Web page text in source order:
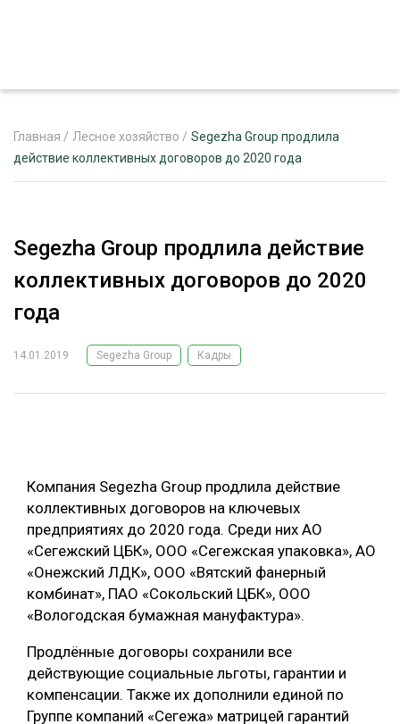
РЕКЛАМОДАТЕЛЯМ
ЛЕСНОЕ ХОЗЯЙСТВО
ЛЕСОЗАГОТОВКА
БИОЭНЕРГЕТИКА
ЛЕСОВОССТАНОВЛЕНИЕ И ЗАЩИТА
ЛОГИСТИКА
ПРОИЗВОДСТВО ДРЕВЕСНЫХ ПЛИТ
ЦБП
КОМПЛЕКСНАЯ ПЕРЕРАБОТКА
ЛЕСОПИЛЕНИЕ
ТЕМАТИЧЕСКИЕ ПРОЕКТЫ
ПОДБОРКИ СТАТЕЙ
ЭКСПЕРТНОЕ МНЕНИЕ
Главная / Лесное хозяйство / Segezha Group продлила
действие коллективных договоров до 2020 года
Segezha Group продлила действие
коллективных договоров до 2020
года
14.01.2019 Segezha Group Кадры
Компания Segezha Group продлила действие
коллективных договоров на ключевых
предприятиях до 2020 года. Среди них АО
«Сегежский ЦБК», ООО «Сегежская упаковка», АО
«Онежский ЛДК», ООО «Вятский фанерный
комбинат», ПАО «Сокольский ЦБК», ООО
«Вологодская бумажная мануфактура».
Продлённые договоры сохранили все
действующие социальные льготы, гарантии и
компенсации. Также их дополнили единой по
Группе компаний «Сегежа» матрицей гарантий